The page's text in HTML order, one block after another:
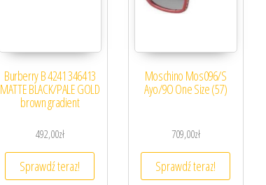
Burberry B 4241 346413
MATTE BLACK/PALE GOLD
brown gradient
492,00zł
Sprawdź teraz!
Moschino Mos096/S
Ayo/9O One Size (57)
709,00zł
Sprawdź teraz!